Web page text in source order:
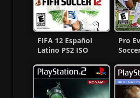
FIFA 12 Español
Latino PS2 ISO
Pro
MF